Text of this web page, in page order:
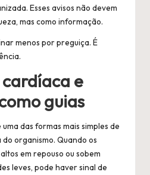
Esses avisos não devem
mas como informação.
menos por preguiça. É
e
guias
das formas mais simples de
organismo. Quando os
em repouso ou sobem
leves, pode haver sinal de